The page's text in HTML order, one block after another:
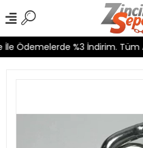
Ödemelerde %3 İndirim. Tüm